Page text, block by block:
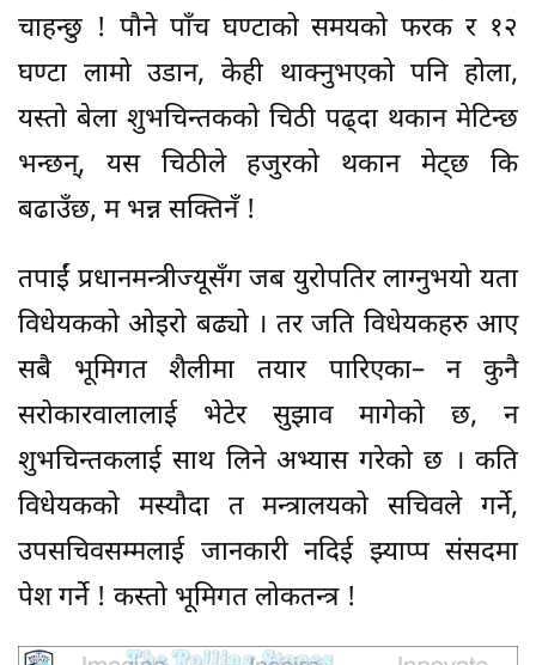
चाहन्छु ! पौने पाँच घण्टाको समयको फरक र १२
घण्टा लामो उडान, केही थाक्नुभएको पनि होला,
यस्तो बेला शुभचिन्तकको चिठी पढ्दा थकान मेटिन्छ
भन्छन्, यस चिठीले हजुरको थकान मेट्छ कि
बढाउँछ, म भन्न सक्तिनँ !
तपाईं प्रधानमन्त्रीज्यूसँग जब युरोपतिर लाग्नुभयो यता
विधेयकको ओइरो बढ्यो । तर जति विधेयकहरु आए
सबै भूमिगत शैलीमा तयार पारिएका– न कुनै
सरोकारवालालाई भेटेर सुझाव मागेको छ, न
शुभचिन्तकलाई साथ लिने अभ्यास गरेको छ । कति
विधेयकको मस्यौदा त मन्त्रालयको सचिवले गर्ने,
उपसचिवसम्मलाई जानकारी नदिई झ्याप्प संसदमा
पेश गर्ने ! कस्तो भूमिगत लोकतन्त्र !